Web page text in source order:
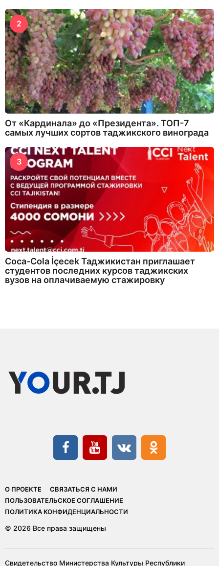
2
От «Кардинала» до «Президента». ТОП-7
самых лучших сортов таджикского винограда
3
Coca-Cola İçecek Таджикистан приглашает
студентов последних курсов таджикских
вузов на оплачиваемую стажировку
О ПРОЕКТЕ
СВЯЗАТЬСЯ С НАМИ
ПОЛЬЗОВАТЕЛЬСКОЕ СОГЛАШЕНИЕ
ПОЛИТИКА КОНФИДЕНЦИАЛЬНОСТИ
© 2026 Все права защищены
Свидетельство Министерства Культуры Республики